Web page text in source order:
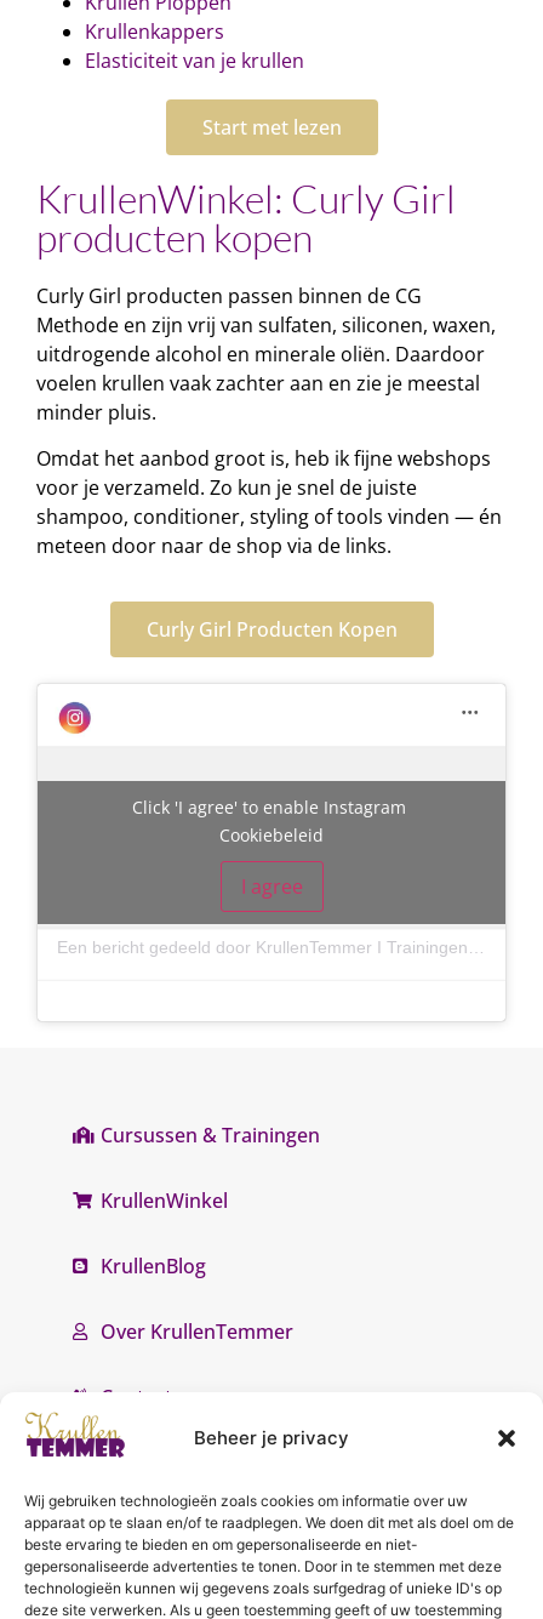
Beheer je privacy
Wij gebruiken technologieën zoals cookies om informatie over uw
apparaat op te slaan en/of te raadplegen. We doen dit met als doel om de
beste ervaring te bieden en om gepersonaliseerde en niet-
gepersonaliseerde advertenties te tonen. Door in te stemmen met deze
technologieën kunnen wij gegevens zoals surfgedrag of unieke ID's op
deze site verwerken. Als u geen toestemming geeft of uw toestemming
Krullenkappers
Elasticiteit van je krullen
Start met lezen
KrullenWinkel: Curly Girl
producten kopen
Curly Girl producten passen binnen de CG
Methode en zijn vrij van sulfaten, siliconen, waxen,
uitdrogende alcohol en minerale oliën. Daardoor
voelen krullen vaak zachter aan en zie je meestal
minder pluis.
Omdat het aanbod groot is, heb ik fijne webshops
voor je verzameld. Zo kun je snel de juiste
shampoo, conditioner, styling of tools vinden — én
meteen door naar de shop via de links.
Curly Girl Producten Kopen
Click 'I agree' to enable Instagram
Cookiebeleid
I agree
Cursussen & Trainingen
KrullenWinkel
KrullenBlog
Over KrullenTemmer
Contact
KrullenTemmer Lelystad